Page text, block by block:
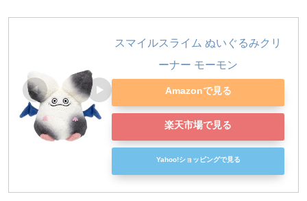
スマイルスライム ぬいぐるみクリ
ーナー モーモン
Amazonで見る
楽天市場で見る
Yahoo!ショッピングで見る